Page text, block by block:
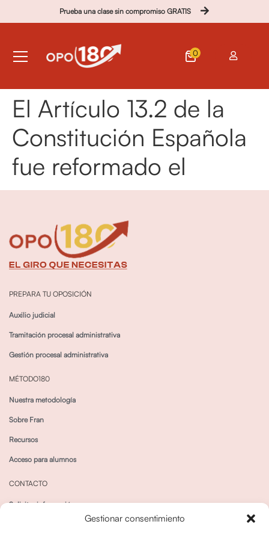
Gestionar consentimiento
Prueba una clase sin compromiso GRATIS
0
El Artículo 13.2 de la
Constitución Española
fue reformado el
PREPARA TU OPOSICIÓN
Auxilio judicial
Tramitación procesal administrativa
Gestión procesal administrativa
MÉTODO180
Nuestra metodología
Sobre Fran
Recursos
Acceso para alumnos
CONTACTO
Solicitar información